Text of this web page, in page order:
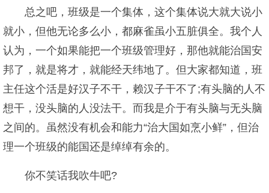
总之吧，班级是一个集体，这个集体说大就大说小
就小，但他无论多么小，都麻雀虽小五脏俱全。我个人
认为，一个如果能把一个班级管理好，那他就能治国安
邦了，就是将才，就能经天纬地了。但大家都知道，班
主任这个活是好汉子不干，赖汉子干不了;有头脑的人不
想干，没头脑的人没法干。而我是介于有头脑与无头脑
之间的。虽然没有机会和能力“治大国如烹小鲜”，但治
理一个班级的能国还是绰绰有余的。
你不笑话我吹牛吧?